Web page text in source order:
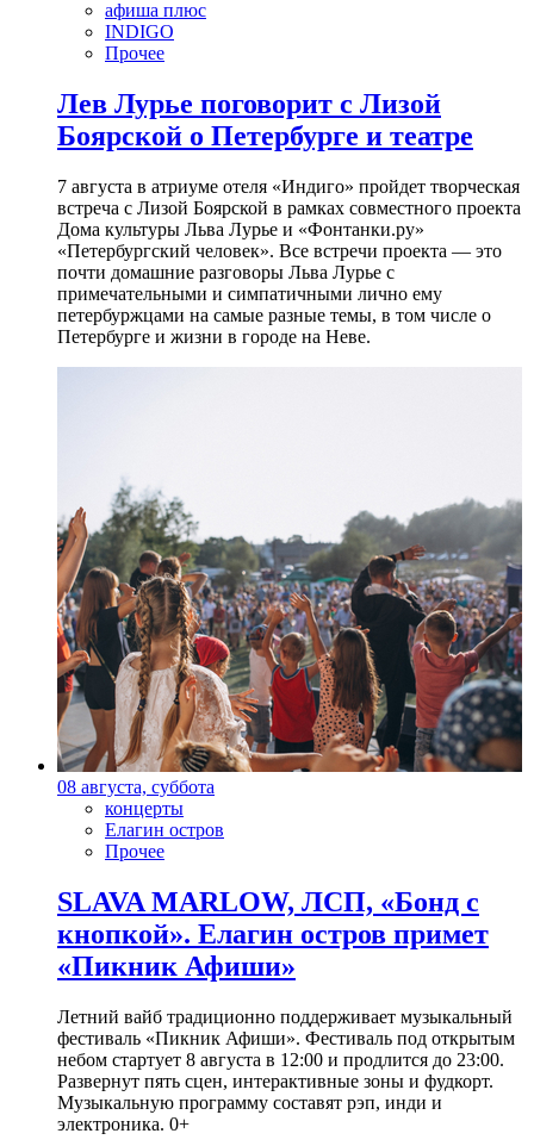
афиша плюс
INDIGO
Прочее
Лев Лурье поговорит с Лизой
Боярской о Петербурге и театре
7 августа в атриуме отеля «Индиго» пройдет творческая
встреча с Лизой Боярской в рамках совместного проекта
Дома культуры Льва Лурье и «Фонтанки.ру»
«Петербургский человек». Все встречи проекта — это
почти домашние разговоры Льва Лурье с
примечательными и симпатичными лично ему
петербуржцами на самые разные темы, в том числе о
Петербурге и жизни в городе на Неве.
08 августа, суббота
концерты
Елагин остров
Прочее
SLAVA MARLOW, ЛСП, «Бонд с
кнопкой». Елагин остров примет
«Пикник Афиши»
Летний вайб традиционно поддерживает музыкальный
фестиваль «Пикник Афиши». Фестиваль под открытым
небом стартует 8 августа в 12:00 и продлится до 23:00.
Развернут пять сцен, интерактивные зоны и фудкорт.
Музыкальную программу составят рэп, инди и
электроника. 0+